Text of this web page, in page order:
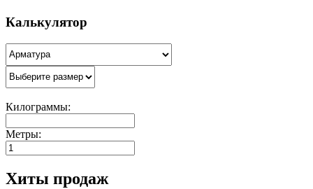
Калькулятор
Килограммы:
Метры:
Хиты продаж